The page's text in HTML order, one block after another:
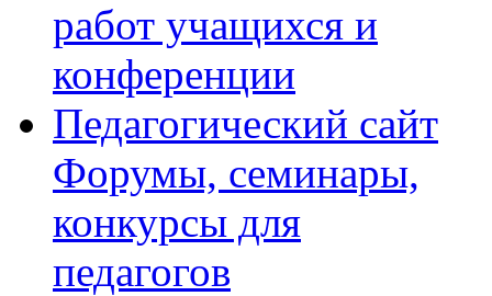
работ учащихся и
конференции
Педагогический сайт
Форумы, семинары,
конкурсы для
педагогов